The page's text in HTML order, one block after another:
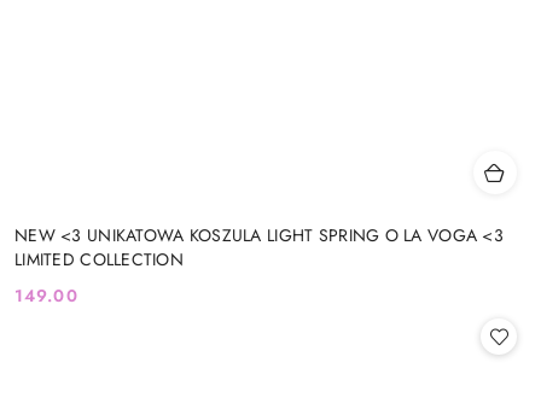
NEW <3 UNIKATOWA KOSZULA LIGHT SPRING O LA VOGA <3
LIMITED COLLECTION
Cena:
149.00